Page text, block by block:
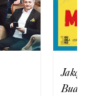
Jaką